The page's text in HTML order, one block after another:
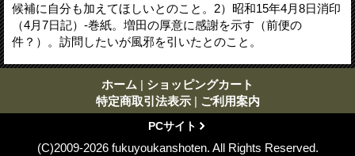
候補に自分も加えてほしいとのこと。2）昭和15年4月8日消印
（4月7日記）-巻紙。増田の厚意に感謝を示す（前便の
件？）。訪問したいが風邪を引いたとのこと。
ホーム | ショッピングカート
特定商取引法表示 | ご利用案内
PCサイト
(C)2009-2026 fukuyoukanshoten. All Rights Reserved.